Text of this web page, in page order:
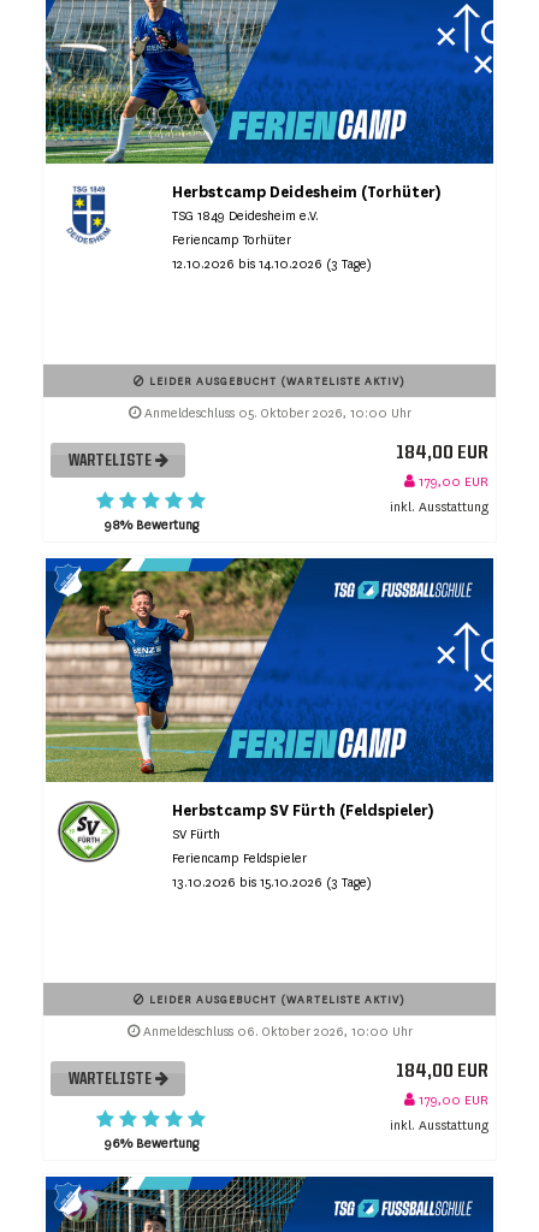
Herbstcamp Deidesheim (Torhüter)
TSG 1849 Deidesheim e.V.
Feriencamp Torhüter
12.10.2026 bis 14.10.2026 (3 Tage)
LEIDER AUSGEBUCHT (WARTELISTE AKTIV)
Anmeldeschluss 05. Oktober 2026, 10:00 Uhr
WARTELISTE
98% Bewertung
184,00 EUR
179,00 EUR
inkl. Ausstattung
Herbstcamp SV Fürth (Feldspieler)
SV Fürth
Feriencamp Feldspieler
13.10.2026 bis 15.10.2026 (3 Tage)
LEIDER AUSGEBUCHT (WARTELISTE AKTIV)
Anmeldeschluss 06. Oktober 2026, 10:00 Uhr
WARTELISTE
96% Bewertung
184,00 EUR
179,00 EUR
inkl. Ausstattung